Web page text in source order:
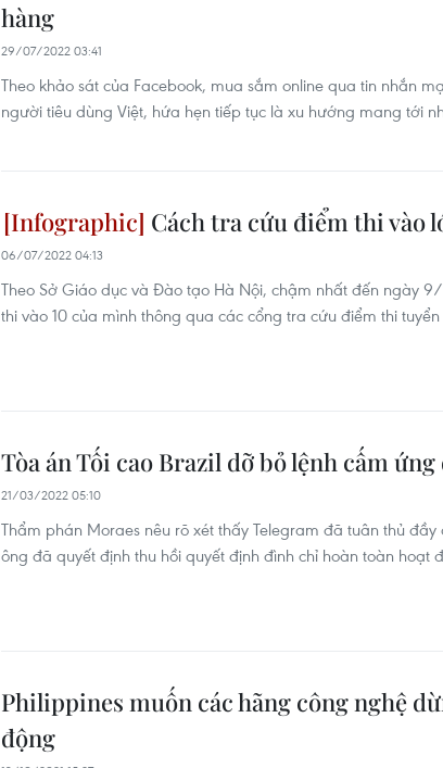
hàng
29/07/2022 03:41
Theo khảo sát của Facebook, mua sắm online qua tin nhắn
người tiêu dùng Việt, hứa hẹn tiếp tục là xu hướng mang tới
Cách tra cứu điểm thi vào
06/07/2022 04:13
Theo Sở Giáo dục và Đào tạo Hà Nội, chậm nhất đến ngày
thi vào 10 của mình thông qua các cổng tra cứu điểm thi
Tòa án Tối cao Brazil dỡ bỏ lệnh cấm
21/03/2022 05:10
Thẩm phán Moraes nêu rõ xét thấy Telegram đã tuân thủ
ông đã quyết định thu hồi quyết định đình chỉ hoàn toàn hoạt
Philippines muốn các hãng công nghệ
động